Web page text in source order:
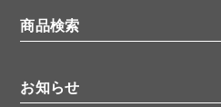
商品検索
タンパク質検索
お知らせ